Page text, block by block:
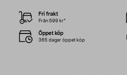
Fri frakt
Från 599 kr*
Öppet köp
365 dagar öppet köp